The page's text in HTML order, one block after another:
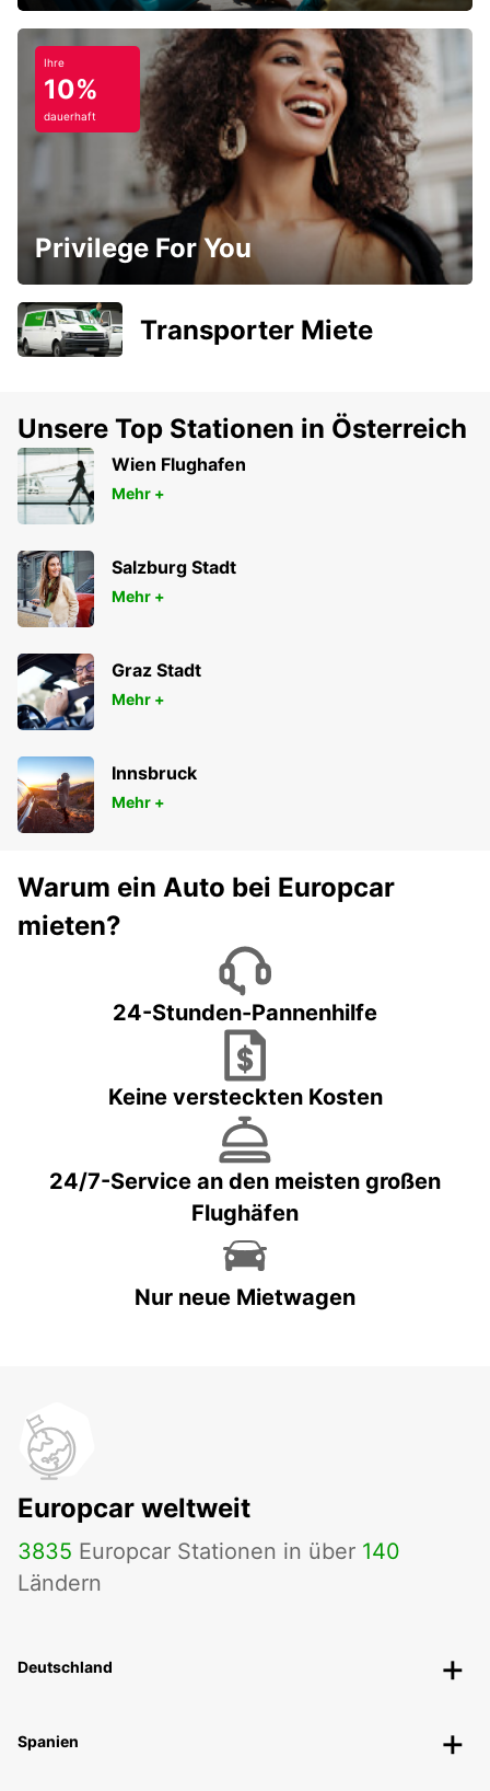
Ihre
10%
dauerhaft
Privilege For You
Transporter Miete
Unsere Top Stationen in Österreich
Wien Flughafen
Mehr +
Salzburg Stadt
Mehr +
Graz Stadt
Mehr +
Innsbruck
Mehr +
Warum ein Auto bei Europcar
mieten?
24-Stunden-Pannenhilfe
Keine versteckten Kosten
24/7-Service an den meisten großen
Flughäfen
Nur neue Mietwagen
Europcar weltweit
3835 Europcar Stationen in über 140
Ländern
Deutschland
Spanien